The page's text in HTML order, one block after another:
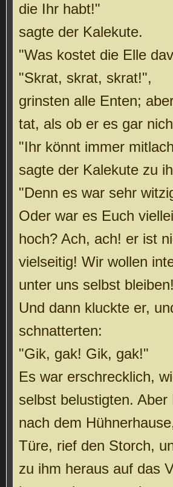
die Ihr habt!"
sagte der Kalekute.
"Was kostet die Elle
"Skrat, skrat, skrat!",
grinsten alle Enten;
tat, als ob er es gar
"Ihr könnt immer
sagte der Kalekute zu
"Denn es war sehr
Oder war es Euch
hoch? Ach, ach! er ist
vielseitig! Wir wollen
unter uns selbst
Und dann kluckte er,
schnatterten:
"Gik, gak! Gik, gak!"
Es war erschrecklich,
selbst belustigten. Aber
nach dem
Türe, rief den Storch,
zu ihm heraus auf das